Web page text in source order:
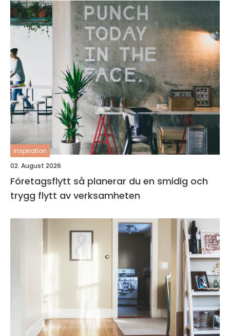
inspiration
02. August 2026
Företagsflytt så planerar du en smidig och
trygg flytt av verksamheten